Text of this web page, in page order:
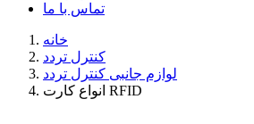
تماس با ما
خانه
کنترل تردد
لوازم جانبی کنترل تردد
انواع کارت RFID